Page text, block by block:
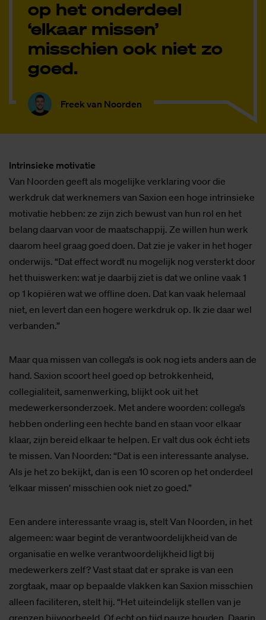
op het onderdeel
‘elkaar missen’
misschien ook niet zo
goed.
Freek van Noorden
Intrinsieke motivatie
Van Noorden geeft als mogelijke verklaring voor die
werkdruk dat werknemers van Saxion een hoge intrinsieke
motivatie hebben: ze zijn zich bewust van hun rol en het
belang daarvan voor de maatschappij. Ze willen hun werk
daarom heel graag goed doen. Dat zie je vaker in het hoger
onderwijs. “Dat effect wordt nu mogelijk nog versterkt door
het thuiswerken: wat je daarbij ziet is dat we online vaak 1
op 1 kopiëren wat we offline doen. Dat kan vaak helemaal
niet, en levert dan een hogere werkdruk op. Ik zie daar wel
verbanden.”
Maar qua missen van collega’s is ook nog iets anders aan de
hand. Saxion scoort heel goed op betrokkenheid,
collegialiteit, samenwerking, blijkt ook uit het
medewerkersonderzoek. Met andere woorden: collega’s
hebben onderling een hechte band en staan voor elkaar
klaar, zijn bereid elkaar te helpen. Er valt dus ook écht iets
te missen. Van Noorden: “Dat is een interessante analyse.
Als je het zo bekijkt, dan is een 10 scoren op het onderdeel
‘elkaar missen’ misschien ook niet zo goed.”
Een andere interessante vraag is, stelt Van Noorden, in het
algemeen: waar begint de verantwoordelijkheid van de
organisatie en welke verantwoordelijkheid ligt bij
medewerkers zelf? Vast staat dat er sprake is van een
zorgtaak, maar op bepaalde vlakken kan Saxion misschien
alleen faciliteren, stelt hij. “Het uiteindelijk stellen van je
grenzen bijvoorbeeld. Of echt op tijd pauze houden. Daarin